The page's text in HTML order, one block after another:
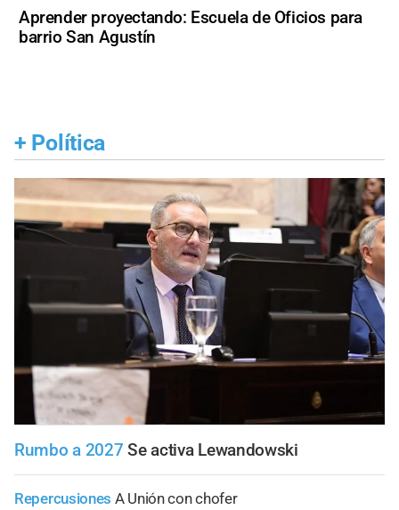
Aprender proyectando: Escuela de Oficios para
barrio San Agustín
+ Política
Rumbo a 2027 Se activa Lewandowski
Repercusiones A Unión con chofer